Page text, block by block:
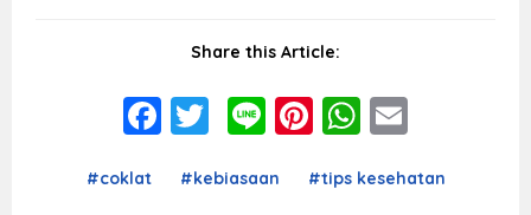
Share this Article:
Facebook
Twitter
LinePinterest
#coklat #kebiasaan #tips kesehatan